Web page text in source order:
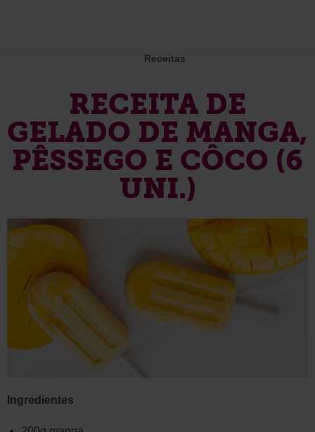
Receitas
RECEITA DE
GELADO DE MANGA,
PÊSSEGO E CÔCO (6
UNI.)
Ingredientes